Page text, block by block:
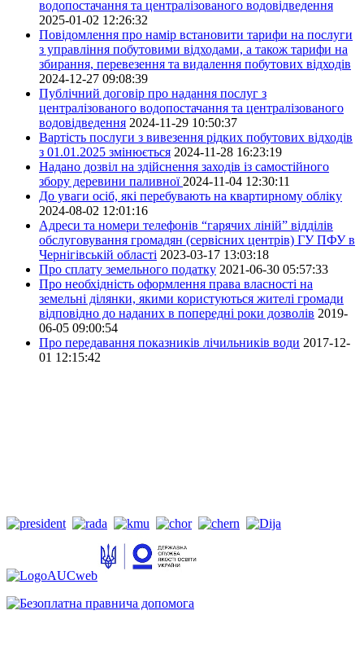
водопостачання та централізованого водовідведення
2025-01-02 12:26:32
Повідомлення про намір встановити тарифи на послуги
з управління побутовими відходами, а також тарифи на
збирання, перевезення та видалення побутових відходів
2024-12-27 09:08:39
Публічний договір про надання послуг з
централізованого водопостачання та централізованого
водовідведення 2024-11-29 10:50:37
Вартість послуги з вивезення рідких побутових відходів
з 01.01.2025 змінюється 2024-11-28 16:23:19
Надано дозвіл на здійснення заходів із самостійного
збору деревини паливної2024-11-04 12:30:11
До уваги осіб, які перебувають на квартирному обліку
2024-08-02 12:01:16
Адреси та номери телефонів “гарячих ліній” відділів
обслуговування громадян (сервісних центрів) ГУ ПФУ в
Чернігівській області 2023-03-17 13:03:18
Про сплату земельного податку 2021-06-30 05:57:33
Про необхідність оформлення права власності на
земельні ділянки, якими користуються жителі громади
відповідно до наданих в попередні роки дозволів 2019-
06-05 09:00:54
Про передавання показників лічильників води 2017-12-
01 12:15:42